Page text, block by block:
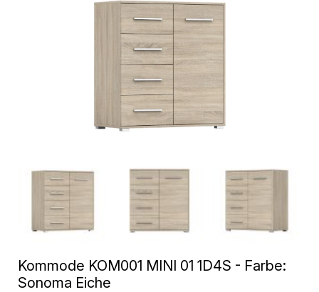
Kommode KOM001 MINI 01 1D4S - Farbe:
Sonoma Eiche